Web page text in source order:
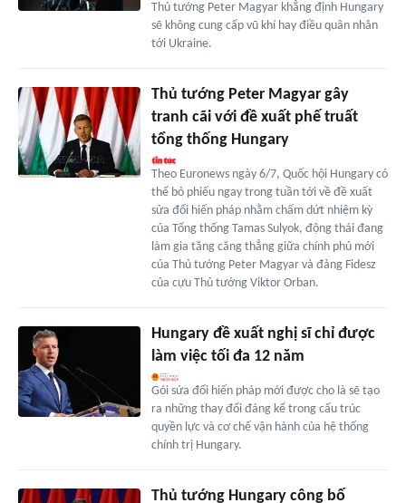
Thủ tướng Peter Magyar khẳng định Hungary
sẽ không cung cấp vũ khí hay điều quân nhân
tới Ukraine.
Thủ tướng Peter Magyar gây
tranh cãi với đề xuất phế truất
tổng thống Hungary
Theo Euronews ngày 6/7, Quốc hội Hungary có
thể bỏ phiếu ngay trong tuần tới về đề xuất
sửa đổi hiến pháp nhằm chấm dứt nhiệm kỳ
của Tổng thống Tamas Sulyok, động thái đang
làm gia tăng căng thẳng giữa chính phủ mới
của Thủ tướng Peter Magyar và đảng Fidesz
của cựu Thủ tướng Viktor Orban.
Hungary đề xuất nghị sĩ chỉ được
làm việc tối đa 12 năm
Gói sửa đổi hiến pháp mới được cho là sẽ tạo
ra những thay đổi đáng kể trong cấu trúc
quyền lực và cơ chế vận hành của hệ thống
chính trị Hungary.
Thủ tướng Hungary công bố